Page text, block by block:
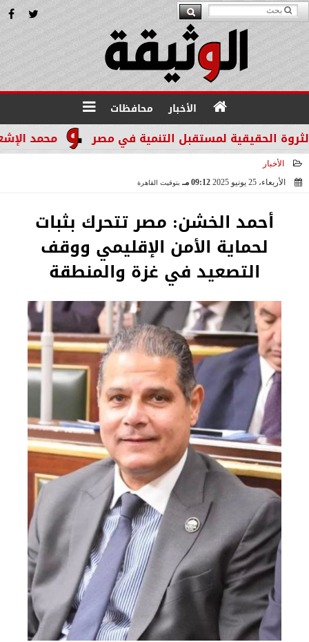
الأخبار محافظات
محمد الإشعابي:
الأخبار
الأربعاء، 25 يونيو 2025
09:12 مـ بتوقيت القاهرة
أحمد الخشن: مصر تتحرك بثبات
لحماية الأمن الإقليمي ووقف
التصعيد في غزة والمنطقة